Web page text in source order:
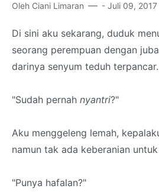
Islamic Lifestyle
Book Review
Cerpen
Oleh Ciani Limaran - Juli 09, 2017
Di sini aku sekarang, duduk
seorang perempuan dengan
darinya senyum teduh terpancar.
"Sudah pernah nyantri?"
Aku menggeleng lemah,
namun tak ada keberanian
"Punya hafalan?"